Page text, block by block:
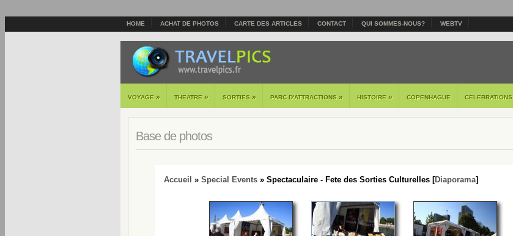
HOME ACHAT DE PHOTOS CARTE DES ARTICLES CONTACT QUI SOMMES-NOUS? WEBTV
VOYAGE » THEATRE » SORTIES » PARC D'ATTRACTIONS » HISTOIRE » COPENHAGUE CELEBRATIONS
Base de photos
Accueil » Special Events » Spectaculaire - Fete des Sorties Culturelles [Diaporama]